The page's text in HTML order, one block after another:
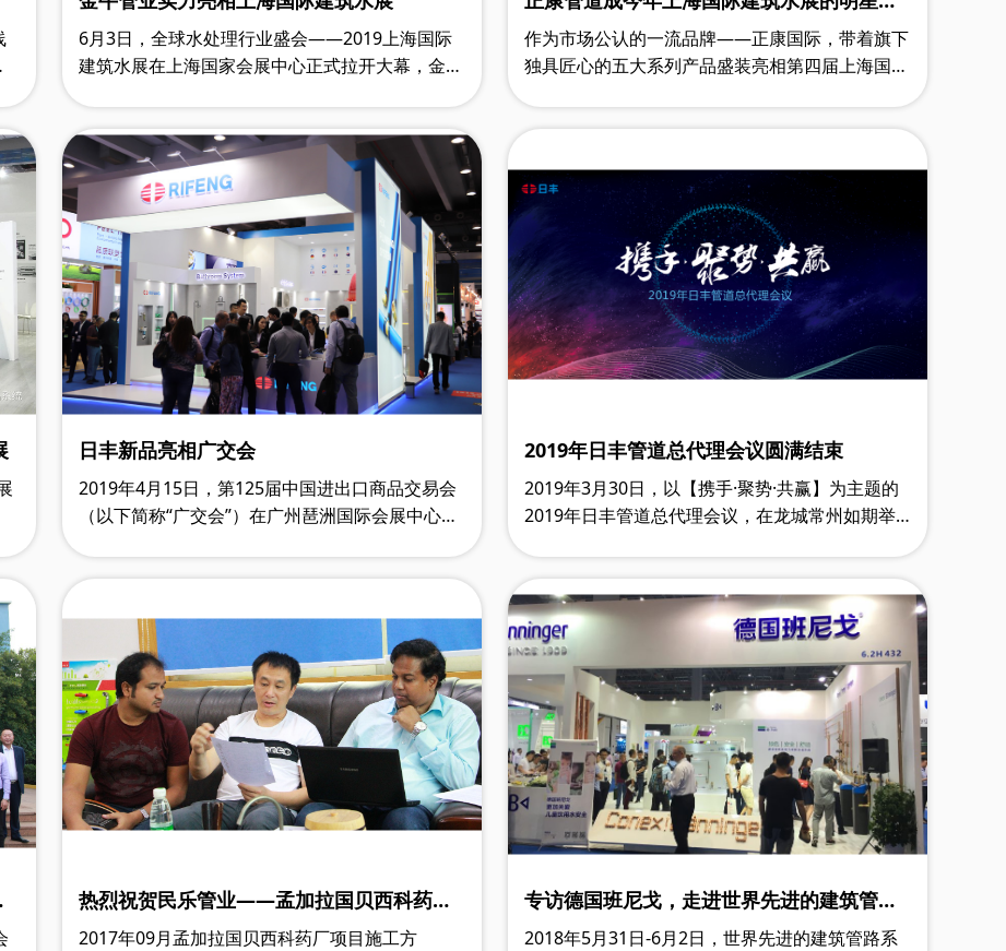
6月3日，全球水处理行业盛会——2019上海国际
建筑水展在上海国家会展中心正式拉开大幕，金牛
人气爆表……
作为市场公认的一流品牌——正康国际，带着旗下
独具匠心的五大系列产品盛装亮相第四届上海国际
日丰新品亮相广交会
2019年4月15日，第125届中国进出口商品交易会
（以下简称“广交会”）在广州琶洲国际会展中心开
2019年日丰管道总代理会议圆满结束
2019年3月30日，以【携手·聚势·共赢】为主题的
2019年日丰管道总代理会议，在龙城常州如期举
此次会议， 千人聚首，共商未来。
热烈祝贺民乐管业——孟加拉国贝西科药厂
（beximco pharma）项目顺利出口
2017年09月孟加拉国贝西科药厂项目施工方
专访德国班尼戈，走进世界先进的建筑管路
系统方案解决服务商
2018年5月31日-6月2日，世界先进的建筑管路系